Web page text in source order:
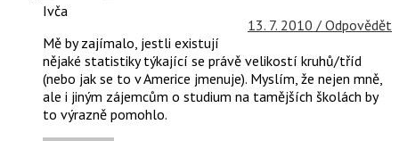
Ivča
13. 7. 2010 / Odpovědět
Mě by zajímalo, jestli existují
nějaké statistiky týkající se právě velikostí kruhů/tříd
(nebo jak se to v Americe jmenuje). Myslím, že nejen mně,
ale i jiným zájemcům o studium na tamějších školách by
to výrazně pomohlo.